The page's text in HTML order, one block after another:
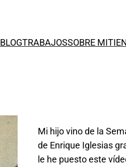
BLOGTRABAJOSSOBRE MI
Mi hijo vino de la
de Enrique Iglesias
le he puesto este